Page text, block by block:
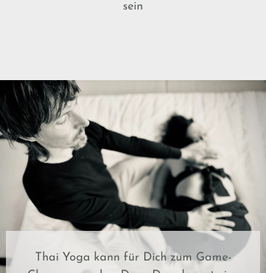
sein
Thai Yoga kann für Dich zum Game-